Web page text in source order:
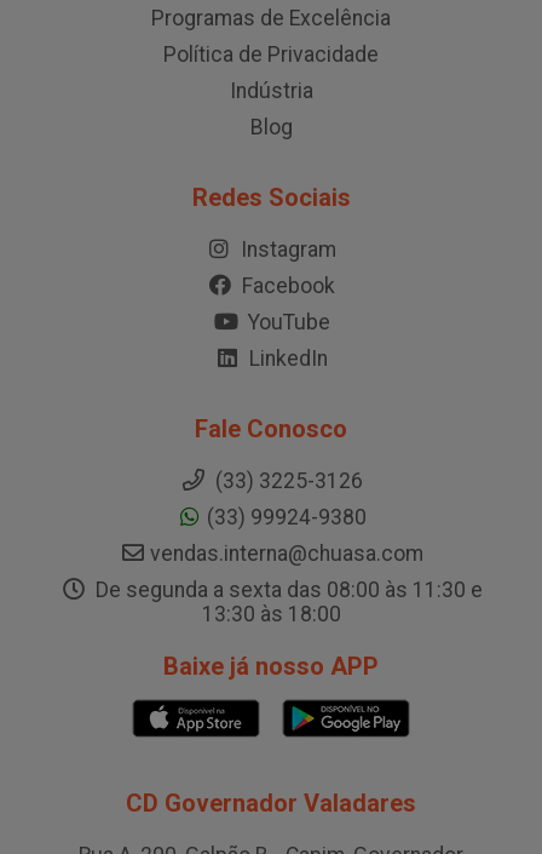
Programas de Excelência
Política de Privacidade
Indústria
Blog
Redes Sociais
Instagram
Facebook
YouTube
LinkedIn
Fale Conosco
(33) 3225-3126
(33) 99924-9380
vendas.interna@chuasa.com
De segunda a sexta das 08:00 às 11:30 e
13:30 às 18:00
Baixe já nosso APP
CD Governador Valadares